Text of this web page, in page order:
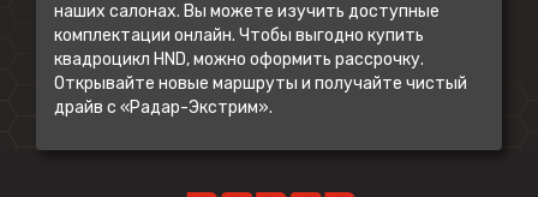
наших салонах. Вы можете изучить доступные
комплектации онлайн. Чтобы выгодно купить
квадроцикл HND, можно оформить рассрочку.
Открывайте новые маршруты и получайте чистый
драйв с «Радар-Экстрим».